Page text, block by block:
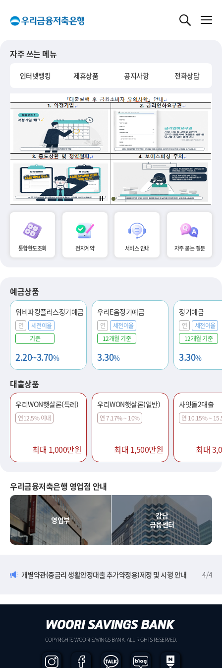
자주 쓰는 메뉴
인터넷뱅킹 제휴상품 공지사항 전화상담
통합한도조회 전자계약 서비스 안내 자주 묻는 질문
예금상품
위비파킹플러스정기예금
연
세전이율
기준
2.20~3.70%
우리E음정기예금
연
세전이율
12개월 기준
3.30%
정기예금
연
세전이율
12개월 기준
3.30%
대출상품
우리WON햇살론(특례)
연12.5% 이내
최대 1,000만원
우리WON햇살론(일반)
연 7.17% ~ 10%
최대 1,500만원
사잇돌2대출
연 10.15% ~
최대
우리금융저축은행 영업점 안내
영업부
강남
금융센터
개별약관(중금리 생활안정대출 추가약정용)제정 및 시행 안내 4/4
COPYRIGHTS WOORI SAVINGS BANK. ALL RIGHTS RESERVED.